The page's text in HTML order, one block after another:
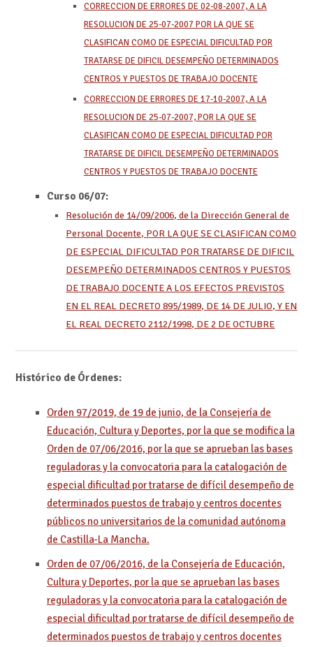
CORRECCION DE ERRORES DE 02-08-2007, A LA
RESOLUCION DE 25-07-2007 POR LA QUE SE
CLASIFICAN COMO DE ESPECIAL DIFICULTAD POR
TRATARSE DE DIFICIL DESEMPEÑO DETERMINADOS
CENTROS Y PUESTOS DE TRABAJO DOCENTE
CORRECCION DE ERRORES DE 17-10-2007, A LA
RESOLUCION DE 25-07-2007, POR LA QUE SE
CLASIFICAN COMO DE ESPECIAL DIFICULTAD POR
TRATARSE DE DIFICIL DESEMPEÑO DETERMINADOS
CENTROS Y PUESTOS DE TRABAJO DOCENTE
Curso 06/07:
Resolución de 14/09/2006, de la Dirección General de
Personal Docente, POR LA QUE SE CLASIFICAN COMO
DE ESPECIAL DIFICULTAD POR TRATARSE DE DIFICIL
DESEMPEÑO DETERMINADOS CENTROS Y PUESTOS
DE TRABAJO DOCENTE A LOS EFECTOS PREVISTOS
EN EL REAL DECRETO 895/1989, DE 14 DE JULIO, Y EN
EL REAL DECRETO 2112/1998, DE 2 DE OCTUBRE
Histórico de Órdenes:
Orden 97/2019, de 19 de junio, de la Consejería de
Educación, Cultura y Deportes, por la que se modifica la
Orden de 07/06/2016, por la que se aprueban las bases
reguladoras y la convocatoria para la catalogación de
especial dificultad por tratarse de difícil desempeño de
determinados puestos de trabajo y centros docentes
públicos no universitarios de la comunidad autónoma
de Castilla-La Mancha.
Orden de 07/06/2016, de la Consejería de Educación,
Cultura y Deportes, por la que se aprueban las bases
reguladoras y la convocatoria para la catalogación de
especial dificultad por tratarse de difícil desempeño de
determinados puestos de trabajo y centros docentes